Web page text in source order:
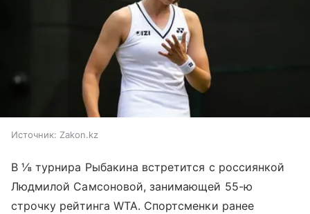
Источник: Zakon.kz
В ⅛ турнира Рыбакина встретится с россиянкой
Людмилой Самсоновой, занимающей 55-ю
строчку рейтинга WTA. Спортсменки ранее